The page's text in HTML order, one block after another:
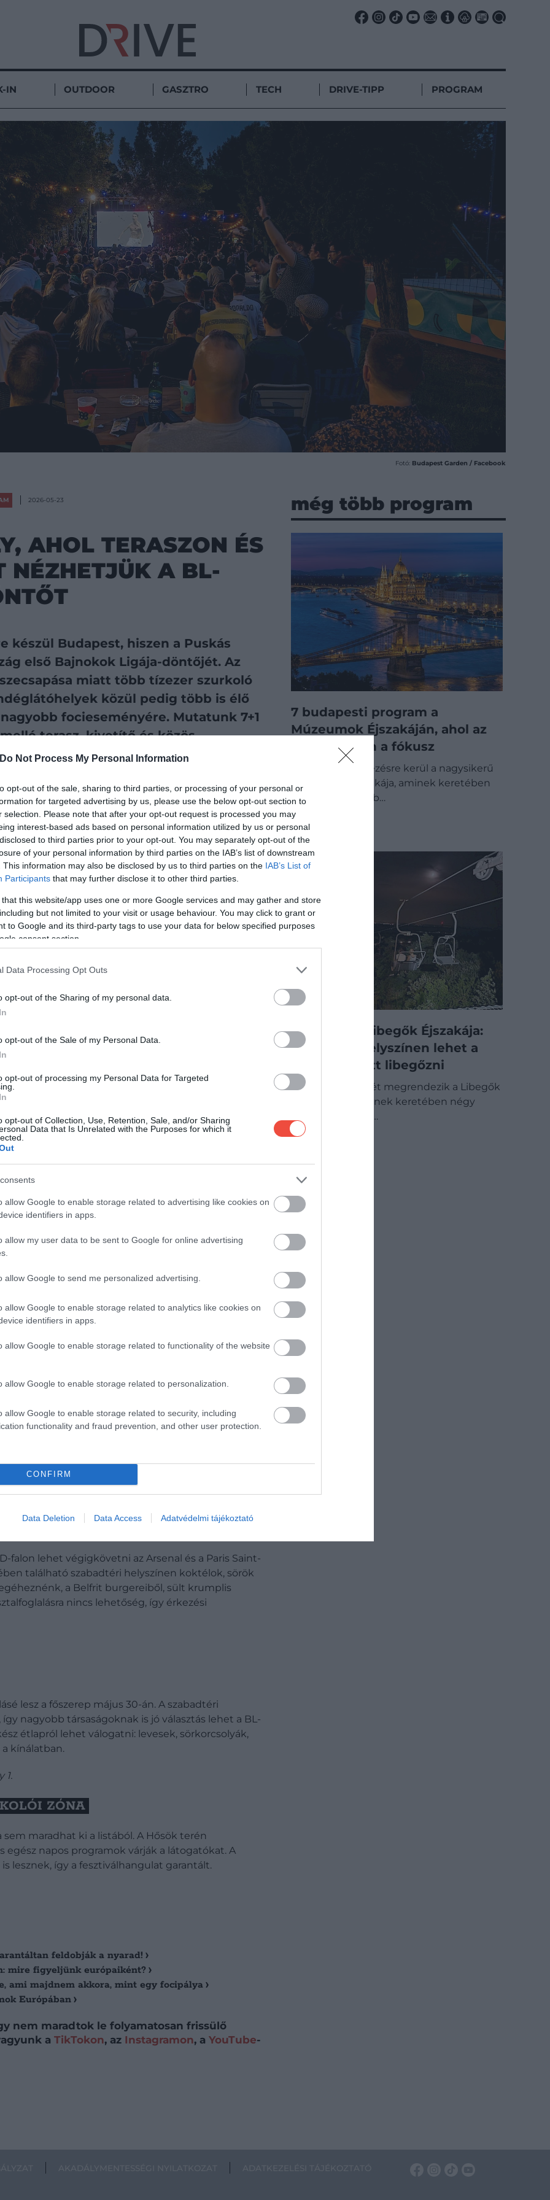
Do Not Process My Personal Information
opt-out of the sale, sharing to third parties, or processing of your personal or
for targeted advertising by us, please use the below opt-out section to
selection. Please note that after your opt-out request is processed you may
interest-based ads based on personal information utilized by us or personal
to third parties prior to your opt-out. You may separately opt-out of the
of your personal information by third parties on the IAB’s list of downstream
This information may also be disclosed by us to third parties on the IAB’s List of
Participants that may further disclose it to other third parties.
that this website/app uses one or more Google services and may gather and store
but not limited to your visit or usage behaviour. You may click to grant or
to Google and its third-party tags to use your data for below specified purposes
consent section.
Data Processing Opt Outs
opt-out of the Sharing of my personal data.
opt-out of the Sale of my Personal Data.
opt-out of processing my Personal Data for Targeted
opt-out of Collection, Use, Retention, Sale, and/or Sharing
Data that Is Unrelated with the Purposes for which it
allow Google to enable storage related to advertising like cookies on
identifiers in apps.
allow my user data to be sent to Google for online advertising
allow Google to send me personalized advertising.
allow Google to enable storage related to analytics like cookies on
identifiers in apps.
allow Google to enable storage related to functionality of the website
allow Google to enable storage related to personalization.
allow Google to enable storage related to security, including
functionality and fraud prevention, and other user protection.
CONFIRM
Data Deletion Data Access Adatvédelmi tájékoztató
IN OUTDOOR GASZTRO TECH DRIVE-TIPP PROGRAM
Fotó: Budapest Garden / Facebook
2026-05-23
AHOL TERASZON ÉS
NÉZHETJÜK A BL-
Budapest, hiszen a Puskás
első Bajnokok Ligája-döntőjét. Az
miatt több tízezer szurkoló
közül pedig több is élő
focieseményére. Mutatunk 7+1
terasz, kivetítő és közös
forrásként a Google Keresőben
a Budapest Garden az egyik legnépszerűbb
A Duna-part közelsége és az ingyenes belépés is
street food udvar kínálatából válogathatunk. A
Fánk, a nápolyi pizzáról pedig a Cukorborsó
közösségi hely focimeccsek idején. A BL-döntőt
nyári kerthelyiség, hideg italok, zene és
egész hetes programmal készül a meccsre:
up partik is.
foglalni. Aki asztalt foglal, annak legkésőbb a
közvetíti a nagyobb sporteseményeket,
hatalmas fedett és nyitott terasszal, valamint széles
indult gasztrokocsmában több mint
Asztalt 12 ezer forintos díjjal lehet foglalni, az
a Tilosban is óriáskivetítővel készülnek a Bajnokok
meccsnapi ajánlatok is érkeznek, limitált számban
foglalni, mert bár a hely hatalmas terasszal
lehet, ha szabadtéren néznénk a BL-döntőt.
falatok és laza meccshangulat társul.
falon lehet végigkövetni az Arsenal és a Paris Saint-
található szabadtéri helyszínen koktélok, sörök
a Belfrit burgereiből, sült krumplis
nincs lehetőség, így érkezési
lesz a főszerep május 30-án. A szabadtéri
nagyobb társaságoknak is jó választás lehet a BL-
étlapról lehet válogatni: levesek, sörkorcsolyák,
kínálatban.
1.
ZÓNA
maradhat ki a listából. A Hősök terén
napos programok várják a látogatókat. A
lesznek, így a fesztiválhangulat garantált.
feldobják a nyarad!
mire figyeljünk európaiként?
ami majdnem akkora, mint egy focipálya
Európában
nem maradtok le folyamatosan frissülő
a TikTokon, az Instagramon, a YouTube-
még több program
7 budapesti program a
Múzeumok Éjszakáján, ahol az
utazáson van a fókusz
Ismét megrendezésre kerül a nagysikerű
Múzeumok Éjszakája, aminek keretében
országszerte több…
PROGRAM
Visszatér a Libegők Éjszakája:
idén négy helyszínen lehet a
csillagok alatt libegőzni
Idén nyáron ismét megrendezik a Libegők
Éjszakáját, amelynek keretében négy
helyszínen lehet…
PROGRAM